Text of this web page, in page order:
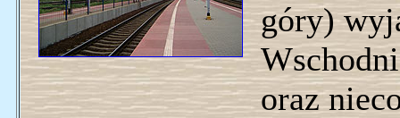
góry)
oraz